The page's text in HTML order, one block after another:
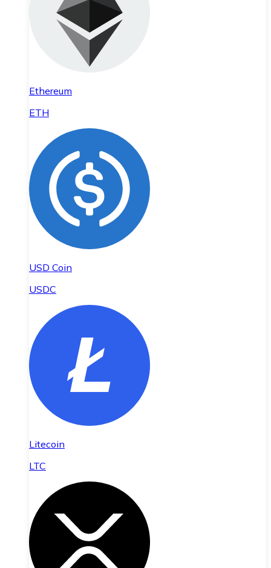
Ethereum
ETH
USD Coin
USDC
Litecoin
LTC